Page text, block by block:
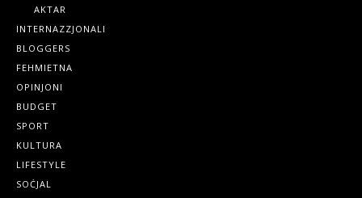
AKTAR
INTERNAZZJONALI
BLOGGERS
FEHMIETNA
OPINJONI
BUDGET
SPORT
KULTURA
LIFESTYLE
SOĊJAL